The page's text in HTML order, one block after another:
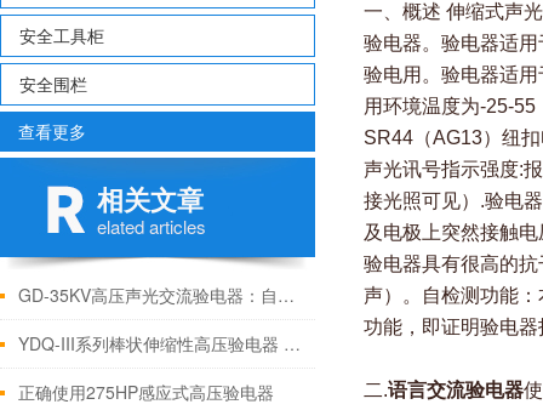
安全工具柜
安全围栏
查看更多
相关文章
elated articles
GD-35KV高压声光交流验电器：自检校准铸就“零误判”安全防线
YDQ-III系列棒状伸缩性高压验电器 技术参数
正确使用275HP感应式高压验电器
一、概述 伸缩式声
验电器。验电器适
验电用。验电器适
用环境温度为-25-
SR44（AG13）纽
声光讯号指示强度:
接光照可见）.验电
及电极上突然接触
验电器具有很高的
声）。自检测功能
功能，即证明验电
二.语言交流验电器